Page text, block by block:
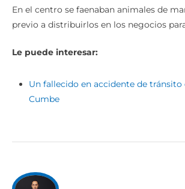
En el centro se faenaban animales de
previo a distribuirlos en los negocios
Le puede interesar:
Un fallecido en accidente de tránsito
Cumbe